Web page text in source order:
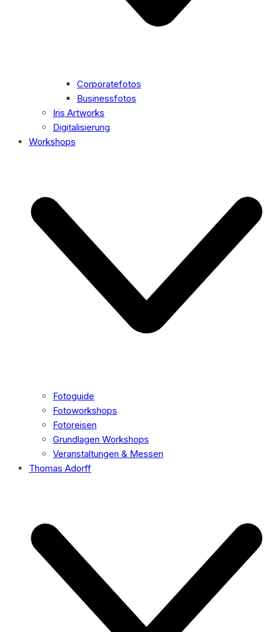
Corporatefotos
Businessfotos
Iris Artworks
Digitalisierung
Workshops
Fotoguide
Fotoworkshops
Fotoreisen
Grundlagen Workshops
Veranstaltungen & Messen
Thomas Adorff